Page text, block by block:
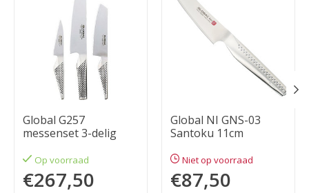
Global G257
messenset 3-delig
Op voorraad
€267,50
Global NI GNS-03
Santoku 11cm
Niet op voorraad
€87,50